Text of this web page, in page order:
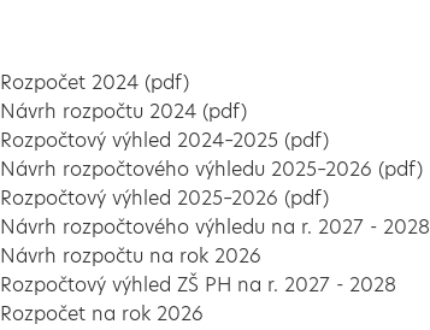
Rozpočet 2024 (pdf)
Návrh rozpočtu 2024 (pdf)
Rozpočtový výhled 2024–2025 (pdf)
Návrh rozpočtového výhledu 2025–2026 (pdf)
Rozpočtový výhled 2025–2026 (pdf)
Návrh rozpočtového výhledu na r. 2027 - 2028
Návrh rozpočtu na rok 2026
Rozpočtový výhled ZŠ PH na r. 2027 - 2028
Rozpočet na rok 2026